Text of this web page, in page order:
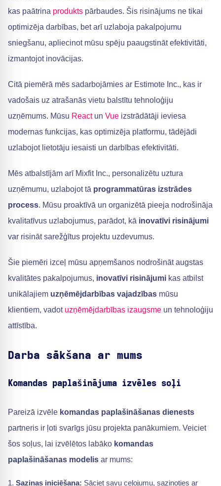
kas paātrina produkts pārbaudes. Šis risinājums ne tikai
optimizēja darbības, bet arī uzlaboja pakalpojumu
sniegšanu, apliecinot mūsu spēju paaugstināt efektivitāti,
izmantojot inovācijas.
Citā piemērā mēs sadarbojāmies ar Estimote Inc., kas ir
vadošais uz atrašanās vietu balstītu tehnoloģiju
uzņēmums. Mūsu Reactun Vue izstrādātāji ieviesa
modernas funkcijas, kas optimizēja platformu, tādējādi
uzlabojot lietotāju iesaisti un darbības efektivitāti.
Mēs atbalstījām arī Mixfit Inc., personalizētu uztura
uzņēmumu, uzlabojot tā programmatūras izstrādes
process. Mūsu proaktīvā un organizētā pieeja nodrošināja
kvalitatīvus uzlabojumus, parādot, kā inovatīvi risinājumi
var risināt sarežģītus projektu uzdevumus.
Šie piemēri izceļ mūsu apņemšanos nodrošināt augstas
kvalitātes pakalpojumus, inovatīvi risinājumi kas atbilst
unikālajiem uzņēmējdarbības vajadzības mūsu
klientiem, vadot uzņēmējdarbības izaugsme un tehnoloģiju
attīstība.
Darba sākšana ar mums
Komandas paplašinājuma izvēles soļi
Pareizā izvēle komandas paplašināšanas dienests
partneris ir ļoti svarīgs jūsu projekta panākumiem. Veiciet
šos soļus, lai izvēlētos labāko komandas
paplašināšanas modelis ar mums:
Saziņas iniciēšana: Sāciet savu ceļojumu, sazinoties ar